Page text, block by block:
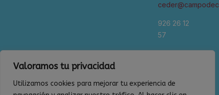
Valoramos tu privacidad
Utilizamos cookies para mejorar tu experiencia de
926 26 12
57